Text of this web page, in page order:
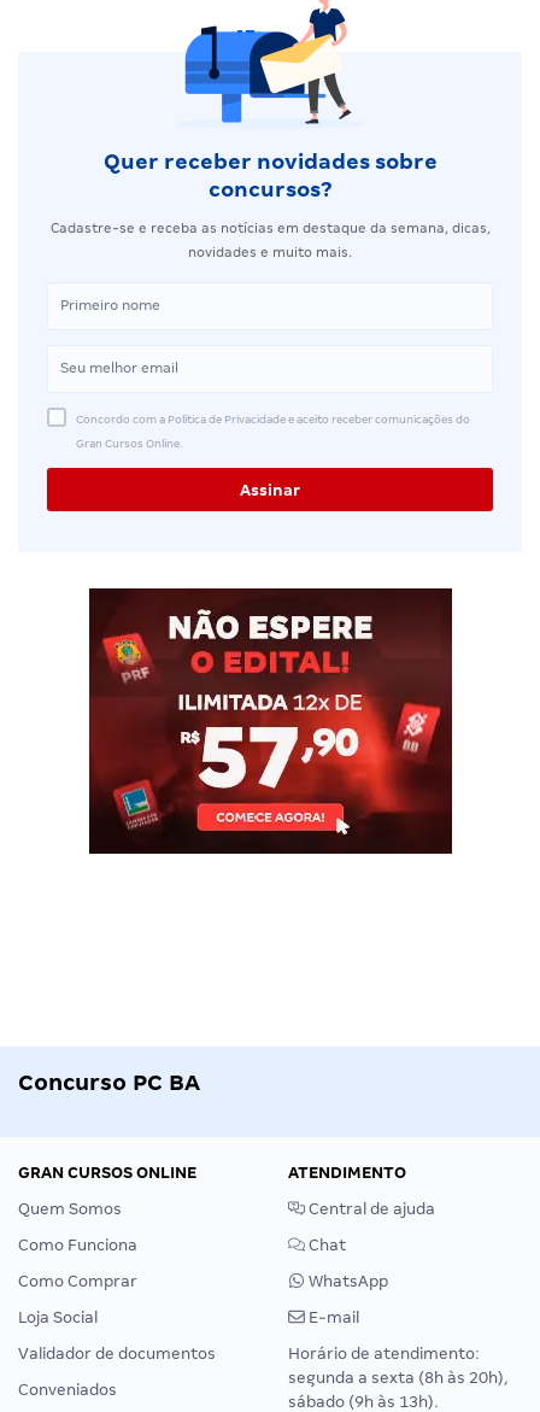
Quer receber novidades sobre
concursos?
Cadastre-se e receba as notícias em destaque da semana, dicas,
novidades e muito mais.
Concordo com a Política de Privacidade e aceito receber comunicações do
Gran Cursos Online.
Concurso PC BA
GRAN CURSOS ONLINE
Quem Somos
Como Funciona
Como Comprar
Loja Social
Validador de documentos
Conveniados
ATENDIMENTO
Central de ajuda
Chat
WhatsApp
E-mail
Horário de atendimento:
segunda a sexta (8h às 20h),
sábado (9h às 13h).